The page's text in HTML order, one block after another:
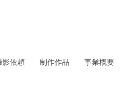
影依頼 制作作品 事業概要